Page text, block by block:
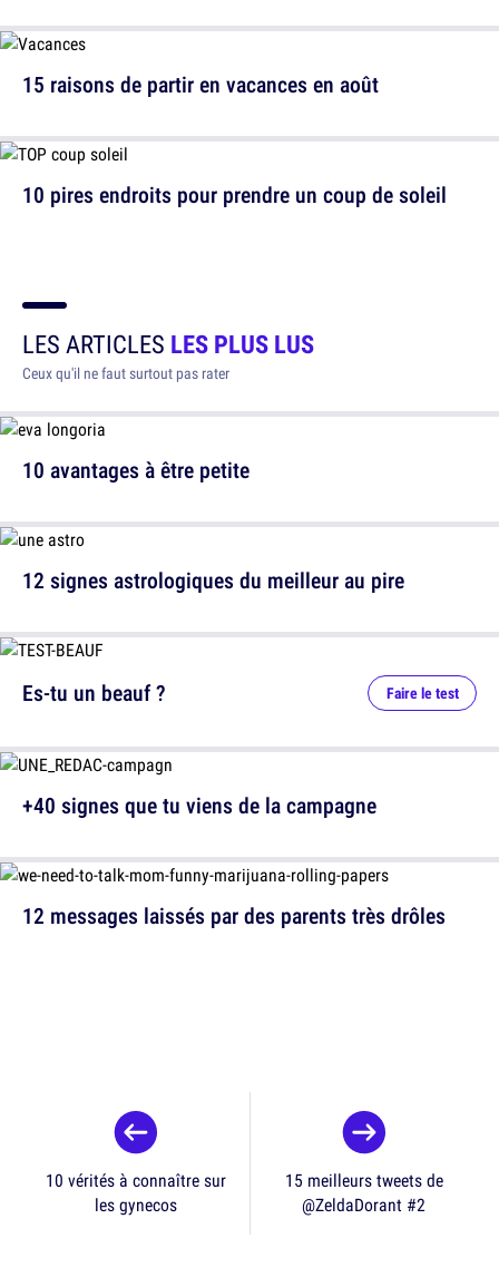
15 raisons de partir en vacances en août
10 pires endroits pour prendre un coup de soleil
LES ARTICLES LES PLUS LUS
Ceux qu'il ne faut surtout pas rater
10 avantages à être petite
12 signes astrologiques du meilleur au pire
12 messages laissés par des parents très drôles
Es-tu un beauf ? Faire le test
+40 signes que tu viens de la campagne
10 vérités à connaître sur
les gynecos
15 meilleurs tweets de
@ZeldaDorant #2